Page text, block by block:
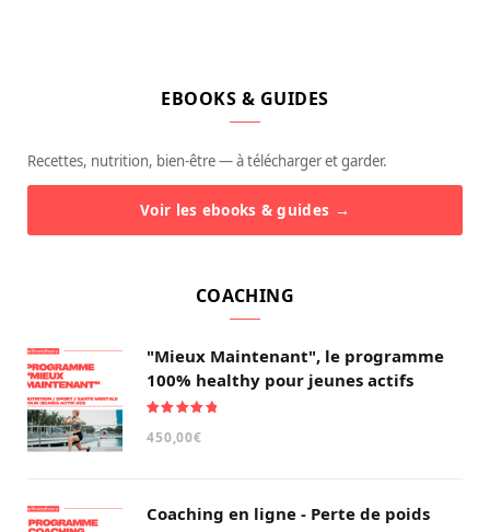
EBOOKS & GUIDES
Recettes, nutrition, bien-être — à télécharger et garder.
Voir les ebooks & guides →
COACHING
"Mieux Maintenant", le programme
100% healthy pour jeunes actifs
sur 5
450,00€
Coaching en ligne - Perte de poids